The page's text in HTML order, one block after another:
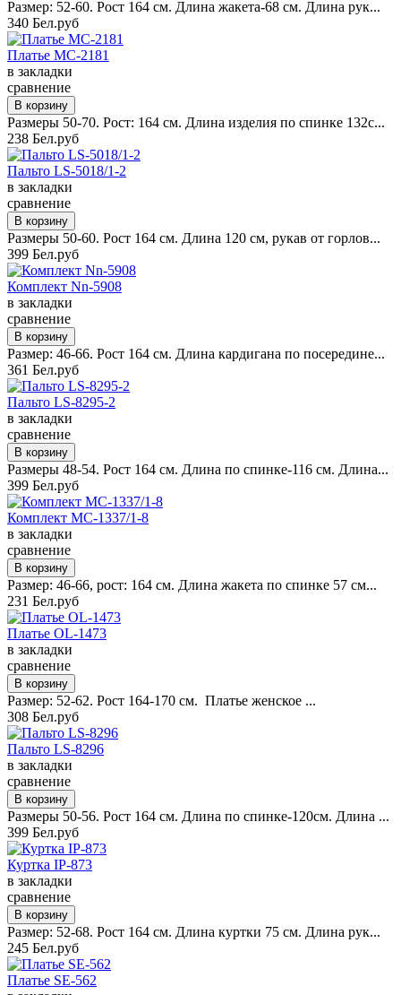
Размер: 52-60. Рост 164 см. Длина жакета-68 см. Длина рук...
340 Бел.руб
Платье MC-2181
в закладки
сравнение
Размеры 50-70. Рост: 164 см. Длина изделия по спинке 132с...
238 Бел.руб
Пальто LS-5018/1-2
в закладки
сравнение
Размеры 50-60. Рост 164 см. Длина 120 см, рукав от горлов...
399 Бел.руб
Комплект Nn-5908
в закладки
сравнение
Размер: 46-66. Рост 164 см. Длина кардигана по посередине...
361 Бел.руб
Пальто LS-8295-2
в закладки
сравнение
Размеры 48-54. Рост 164 см. Длина по спинке-116 см. Длина...
399 Бел.руб
Комплект MC-1337/1-8
в закладки
сравнение
Размер: 46-66, рост: 164 см. Длина жакета по спинке 57 см...
231 Бел.руб
Платье OL-1473
в закладки
сравнение
Размер: 52-62. Рост 164-170 см. Платье женское ...
308 Бел.руб
Пальто LS-8296
в закладки
сравнение
Размеры 50-56. Рост 164 см. Длина по спинке-120см. Длина ...
399 Бел.руб
Куртка IP-873
в закладки
сравнение
Размер: 52-68. Рост 164 см. Длина куртки 75 см. Длина рук...
245 Бел.руб
Платье SE-562